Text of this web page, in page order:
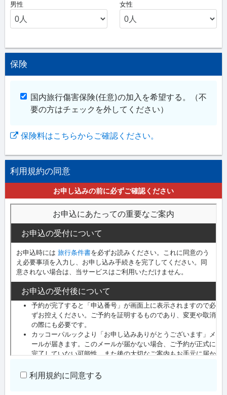
男性 女性
保険
国内旅行傷害保険(任意)の加入を希望する。
（不
要の方はチェックを外してください）
保険料はこちらからご確認ください。
利用規約の同意
お申し込みの前に必ずご確認ください
利用規約に同意する